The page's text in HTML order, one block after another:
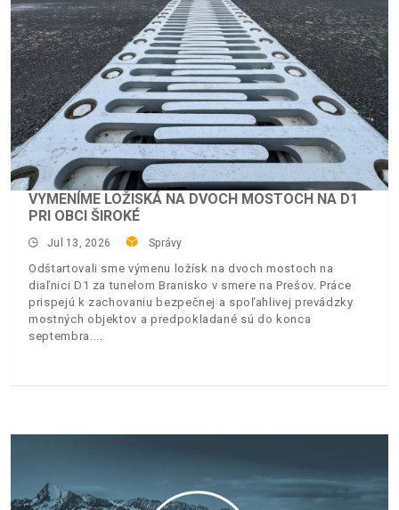
VYMENÍME LOŽISKÁ NA DVOCH MOSTOCH NA D1
PRI OBCI ŠIROKÉ
Jul 13, 2026 Správy
Odštartovali sme výmenu ložísk na dvoch mostoch na
diaľnici D1 za tunelom Branisko v smere na Prešov. Práce
prispejú k zachovaniu bezpečnej a spoľahlivej prevádzky
mostných objektov a predpokladané sú do konca
septembra.